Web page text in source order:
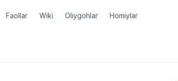
Faollar Wiki Oliygohlar Homiylar